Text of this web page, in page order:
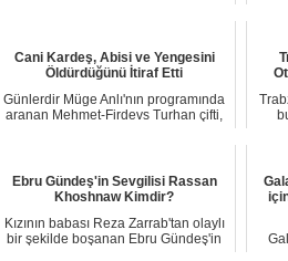
Cani Kardeş, Abisi ve Yengesini
Öldürdüğünü İtiraf Etti
Günlerdir Müge Anlı'nın programında
aranan Mehmet-Firdevs Turhan çifti,
Ebru Gündeş'in Sevgilisi Rassan
Khoshnaw Kimdir?
Kızının babası Reza Zarrab'tan olaylı
bir şekilde boşanan Ebru Gündeş'in